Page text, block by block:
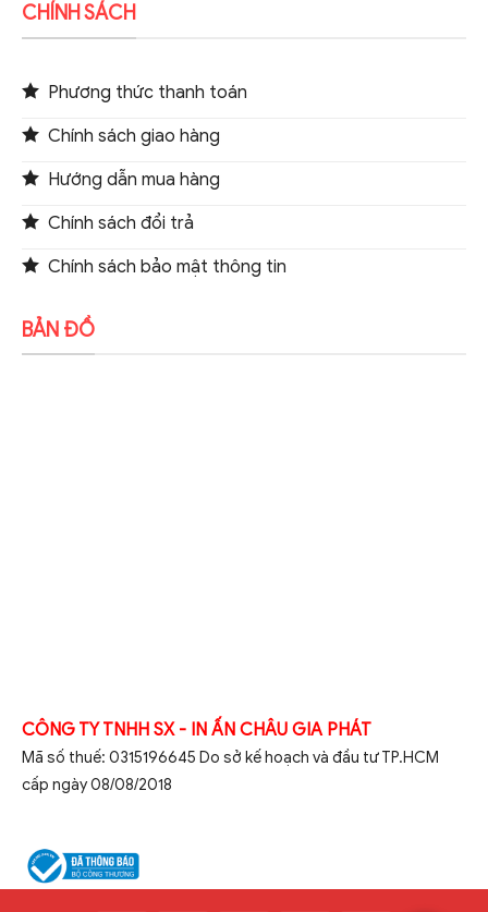
CHÍNH SÁCH
Phương thức thanh toán
Chính sách giao hàng
Hướng dẫn mua hàng
Chính sách đổi trả
Chính sách bảo mật thông tin
BẢN ĐỒ
CÔNG TY TNHH SX - IN ẤN CHÂU GIA PHÁT
Mã số thuế: 0315196645 Do sở kế hoạch và đầu tư TP.HCM
cấp ngày 08/08/2018